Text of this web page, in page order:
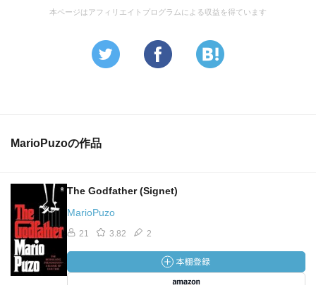
本ページはアフィリエイトプログラムによる収益を得ています
MarioPuzoの作品
The Godfather (Signet)
MarioPuzo
21 3.82 2